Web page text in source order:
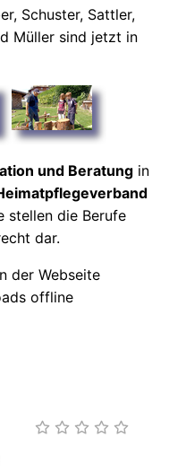
Schuster, Sattler,
Müller sind jetzt in
und Beratung in
stellen die Berufe
dar.
der Webseite
offline